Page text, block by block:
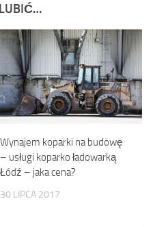
Wynajem koparki na budowę
– usługi koparko ładowarką
Łódź – jaka cena?
30 LIPCA 2017